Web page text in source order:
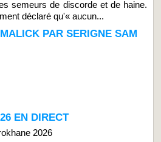
semeurs de discorde et de haine.
déclaré qu'« aucun...
PAR SERIGNE SAM
EN DIRECT
2026